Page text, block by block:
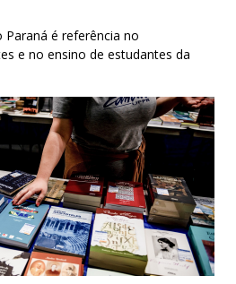
é referência no
e no ensino de estudantes da